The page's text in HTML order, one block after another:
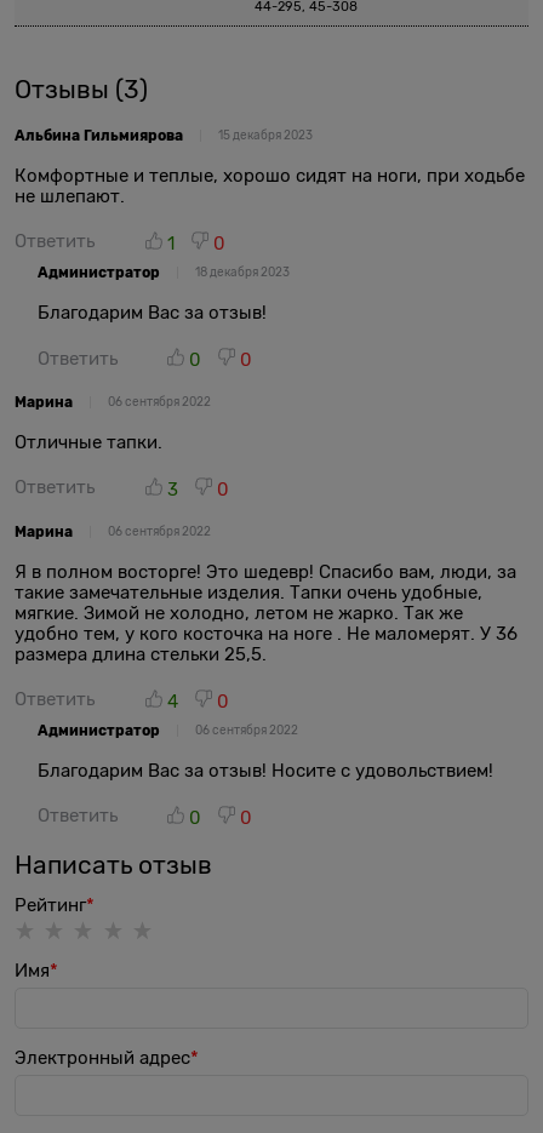
44-295, 45-308
Отзывы (3)
Альбина Гильмиярова 15 декабря 2023
Комфортные и теплые, хорошо сидят на ноги, при ходьбе
не шлепают.
Ответить 1 0
Администратор 18 декабря 2023
Благодарим Вас за отзыв!
Ответить 0 0
Марина 06 сентября 2022
Отличные тапки.
Ответить 3 0
Марина 06 сентября 2022
Я в полном восторге! Это шедевр! Спасибо вам, люди, за
такие замечательные изделия. Тапки очень удобные,
мягкие. Зимой не холодно, летом не жарко. Так же
удобно тем, у кого косточка на ноге . Не маломерят. У 36
размера длина стельки 25,5.
Ответить 4 0
Администратор 06 сентября 2022
Благодарим Вас за отзыв! Носите с удовольствием!
Ответить 0 0
Написать отзыв
Рейтинг
Имя
Электронный адрес